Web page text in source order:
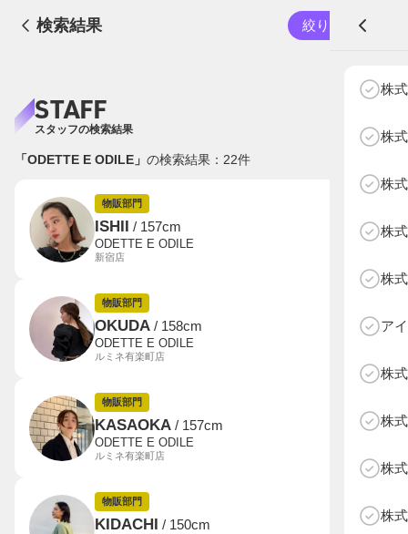
HOME
NEWS
ABOUT SOTY
投票方法
Follow Us
A
株
株
株
株
株
ア
株
株
株
株
検索結果 絞り込む
STAFF
スタッフの検索結果
「ODETTE E ODILE」 の検索結果： 22件
物販部門
ISHII / 157cm
ODETTE E ODILE
新宿店
物販部門
OKUDA / 158cm
ODETTE E ODILE
ルミネ有楽町店
物販部門
KASAOKA / 157cm
ODETTE E ODILE
ルミネ有楽町店
物販部門
KIDACHI / 150cm